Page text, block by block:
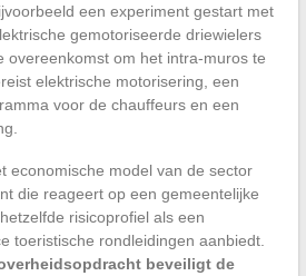
een experiment gestart met
gemotoriseerde driewielers
overeenkomst om het intra-muros te
elektrische motorisering, een
voor de chauffeurs en een
economische model van de sector
die reageert op een gemeentelijke
risicoprofiel als een
toeristische rondleidingen aanbiedt.
beveiligt de